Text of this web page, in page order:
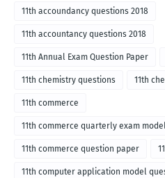
11th accoundancy questions 2018
11th accountancy questions 2018
11th Annual Exam Question Paper
11th chemistry questions 11th
11th commerce
11th commerce quarterly exam
11th commerce question paper
11th computer application model